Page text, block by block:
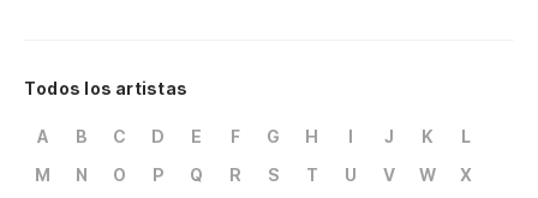
Todos los artistas
A B C D E F G H I J K
L
M
N O P Q R S T U V W
X